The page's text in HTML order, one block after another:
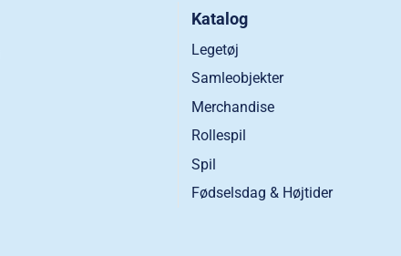
Katalog
Legetøj
Samleobjekter
Merchandise
Rollespil
Spil
Fødselsdag & Højtider